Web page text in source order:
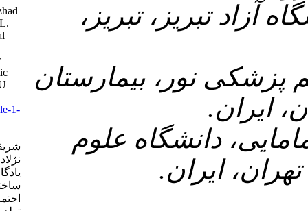
تبریز،
بیمارستان
علوم
Sharifi N, Dolatian M, Fath nezhad
kazemi A, Pakzad R, Yadegari L.
The relationship of the structural
birth weight in Iran: A systematic
review and meta-analysis. SJKU
URL:
شریفی نسیبه، دولتیان ماهرخ، فتح
ساختاری و بینابینی تعیین کننده های
اجتماعی سلامت با وزن کم هنگام